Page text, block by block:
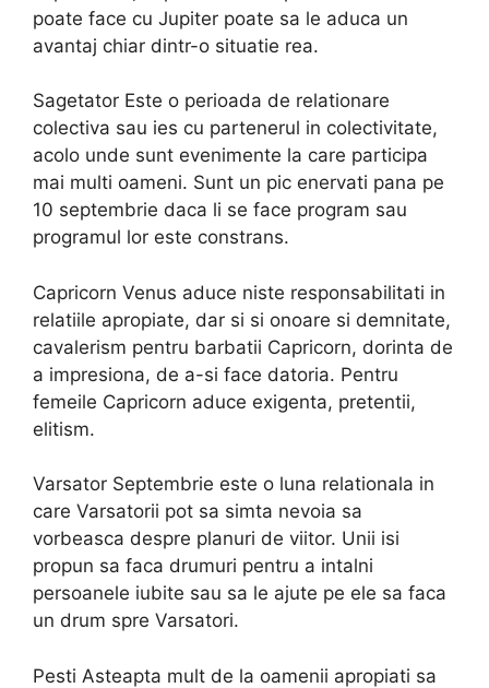
poate face cu Jupiter poate sa le aduca un
avantaj chiar dintr-o situatie rea.
Sagetator Este o perioada de relationare
colectiva sau ies cu partenerul in colectivitate,
acolo unde sunt evenimente la care participa
mai multi oameni. Sunt un pic enervati pana pe
10 septembrie daca li se face program sau
programul lor este constrans.
Capricorn Venus aduce niste responsabilitati in
relatiile apropiate, dar si si onoare si demnitate,
cavalerism pentru barbatii Capricorn, dorinta de
a impresiona, de a-si face datoria. Pentru
femeile Capricorn aduce exigenta, pretentii,
elitism.
Varsator Septembrie este o luna relationala in
care Varsatorii pot sa simta nevoia sa
vorbeasca despre planuri de viitor. Unii isi
propun sa faca drumuri pentru a intalni
persoanele iubite sau sa le ajute pe ele sa faca
un drum spre Varsatori.
Pesti Asteapta mult de la oamenii apropiati sa